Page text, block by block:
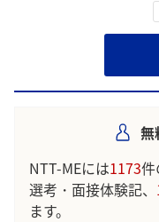
無
NTT-MEには1173
選考・面接体験記、
ます。